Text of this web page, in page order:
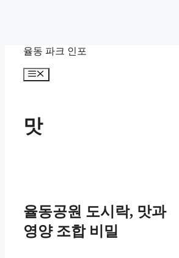
율동 파크 인포
메
맛
율동공원 도시락, 맛과
영양 조합 비밀